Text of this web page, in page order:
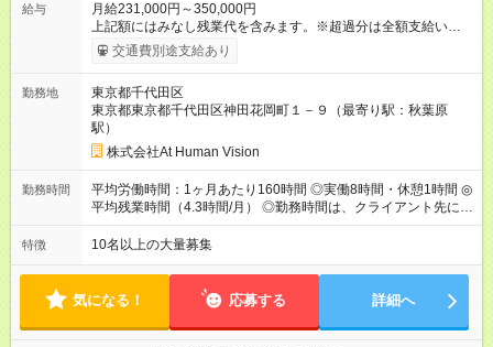
給与
月給231,000円～350,000円
上記額にはみなし残業代を含みます。※超過分は全額支給いたし
ます。 みなし残業代 24,000円 ～ 37,000円／月 みなし残業時
間 15時間／月 【給与】 月給： 大卒・院卒 ：243，000
（固定残業代 24，000円） 賞与：年２回 （業績連動型） 昇
給：年２回（3月、9月) 試用期間：6ヶ月 ※上記額にはみなし残
業代（月15時間分）が含まれた 金額になります。超過分は追加
で全額支給。 【頑張りを給与・キャリアに還元します】 年に2
回⼈事評価があり等級が決まります。 等級に合わせた給与設定
のため、若い内からでも頑張り次第で給与アップが叶います。
⼀般職（20～31万円）→リーダー（⽉給26～36万円） →係⻑
～58万円） 【試用期間】試用期間あり 試用期間の長さ：6ヶ月
※ 雇用形態と給与に、本採用時と異なる部分があります。 雇用
形態：本採用時と同じです。 給与：月給 224,000円 ～ 330,000
円 上記額にはみなし残業代を含みます。※超過分は全額支給い
たします。 みなし残業代 24,000円 ～ 34,000円／月 みなし残業
時間 15時間／月
交通費別途支給あり
勤務地
東京都千代田区
東京都東京都千代田区神田花岡町１－９（最寄り駅：秋葉原
駅）
株式会社At Human Vision
勤務時間
平均労働時間：1ヶ月あたり160時間 ◎実働8時間・休憩1時間 ◎
平均残業時間（4.3時間/月） ◎勤務時間は、クライアント先に
より異なります。 ※＜シフト例＞ 10:00～19:00／11:00～
20:00 平均労働時間：1ヶ月あたり160時間 ◎実働8時間・休憩1
先に より異なります。 ※＜シフト例＞ 10:00～19:00／11:00
～20:00
特徴 10名以上の大量募集
気になる！ 応募する 詳細へ